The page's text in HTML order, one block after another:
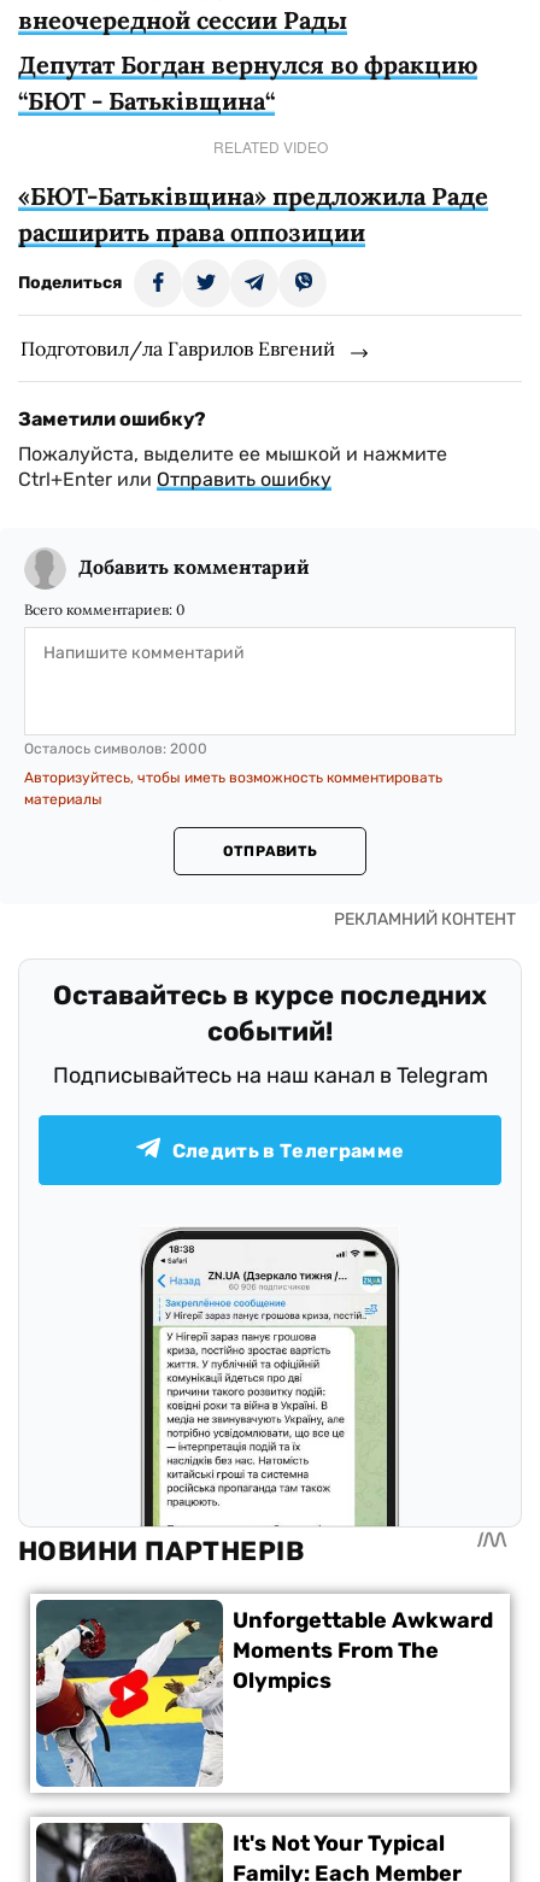
внеочередной сессии Рады
Депутат Богдан вернулся во фракцию
“БЮТ - Батьківщина“
RELATED VIDEO
«БЮТ-Батьківщина» предложила Раде
расширить права оппозиции
Поделиться
Подготовил/ла Гаврилов Евгений
Заметили ошибку?
Пожалуйста, выделите ее мышкой и нажмите
Ctrl+Enter или Отправить ошибку
Добавить комментарий
Всего комментариев: 0
Осталось символов: 2000
Авторизуйтесь, чтобы иметь возможность комментировать
материалы
ОТПРАВИТЬ
Оставайтесь в курсе последних
событий!
Подписывайтесь на наш канал в Telegram
Следить в Телеграмме